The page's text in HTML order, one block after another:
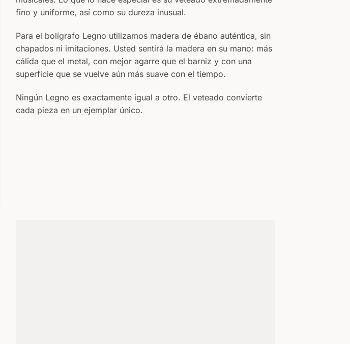
fino y uniforme, así como su dureza inusual.
Para el bolígrafo Legno utilizamos madera de ébano auténtica, sin
chapados ni imitaciones. Usted sentirá la madera en su mano: más
cálida que el metal, con mejor agarre que el barniz y con una
superficie que se vuelve aún más suave con el tiempo.
Ningún Legno es exactamente igual a otro. El veteado convierte
cada pieza en un ejemplar único.